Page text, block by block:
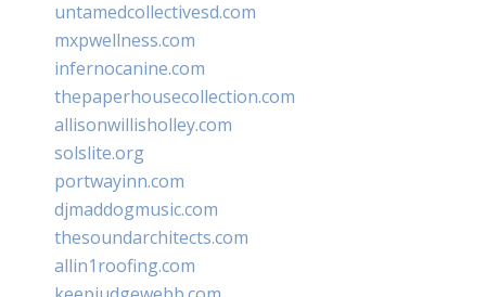
untamedcollectivesd.com
mxpwellness.com
infernocanine.com
thepaperhousecollection.com
allisonwillisholley.com
solslite.org
portwayinn.com
djmaddogmusic.com
thesoundarchitects.com
allin1roofing.com